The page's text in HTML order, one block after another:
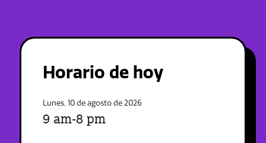
Horario de hoy
Lunes, 10 de agosto de 2026
9 am-8 pm